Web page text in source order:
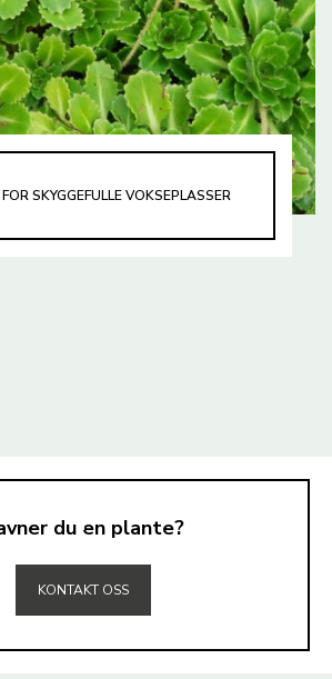
SKYGGEFULLE VOKSEPLASSER
du en plante?
KONTAKT OSS